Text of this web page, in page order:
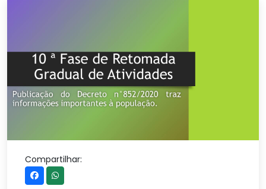
Compartilhar: